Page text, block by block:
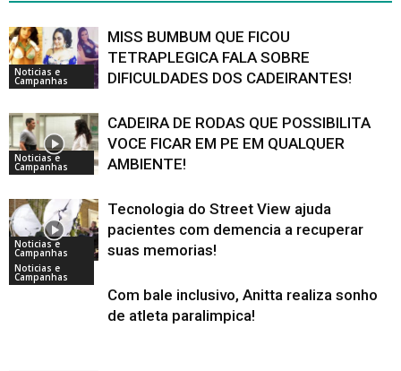
Noticias e
Campanhas
MISS BUMBUM QUE FICOU
TETRAPLEGICA FALA SOBRE
DIFICULDADES DOS CADEIRANTES!
Noticias e
Campanhas
CADEIRA DE RODAS QUE POSSIBILITA
VOCE FICAR EM PE EM QUALQUER
AMBIENTE!
Noticias e
Campanhas
Tecnologia do Street View ajuda
pacientes com demencia a recuperar
suas memorias!
Noticias e
Campanhas
Com bale inclusivo, Anitta realiza sonho
de atleta paralimpica!